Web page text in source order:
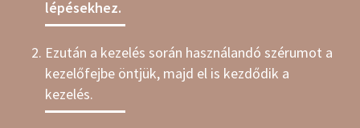
lépésekhez.
Ezután a kezelés során használandó szérumot a
kezelőfejbe öntjük, majd el is kezdődik a
kezelés.